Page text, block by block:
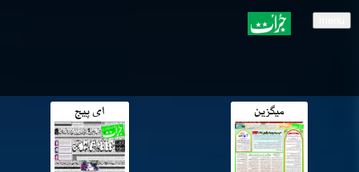
میگزین ای پیج